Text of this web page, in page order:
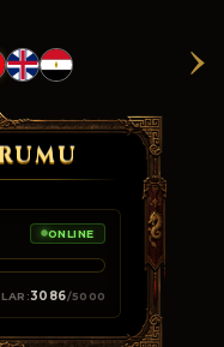
›
ONLINE
3086/5000